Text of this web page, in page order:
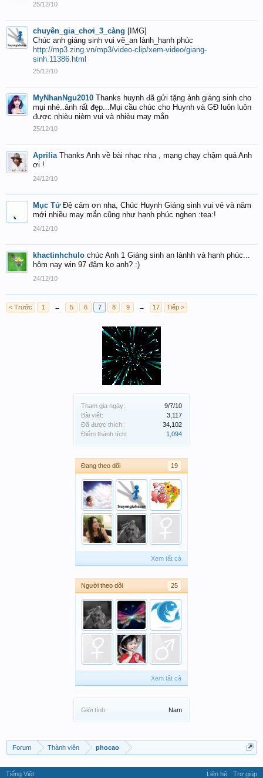
Tham gia ngày:
9/7/10
Bài viết:
3,117
Đã được thích:
34,102
Điểm thành tích:
1,094
Đang theo dõi 19
Xem tất cả
Người theo dõi 25
Xem tất cả
Giới tính: Nam
25/12/10
chuyên_gia_chơi_3_càng [IMG]
Chúc anh giáng sinh vui vẽ_an lành_hạnh phúc
http://mp3.zing.vn/mp3/video-clip/xem-video/giang-
sinh.11386.html
25/12/10
MyNhanNgu2010 Thanks huynh đã gửi tặng ảnh giáng sinh cho
mụi nhé..ảnh rất đęp...Mụi cầu chúc cho Huynh và GĐ luôn luôn
được nhièu nièm vui và nhièu may mắn
25/12/10
Aprilia Thanks Anh về bài nhạc nha , mạng chạy chậm quá Anh
ơi !
24/12/10
Mục Tử Đệ cảm ơn nha, Chúc Huynh Giáng sinh vui vẻ và năm
mới nhiều may mắn cũng như hạnh phúc nghen :tea:!
24/12/10
khactinhchulo chúc Anh 1 Giáng sinh an lànhh và hạnh phúc...
hôm nay win 97 đậm ko anh? :)
24/12/10
< Trước 1 ← 5 6 7 8 9 → 17 Tiếp >
Forum Thành viên phocao
Tiếng Việt Liên hệ Trợ giúp